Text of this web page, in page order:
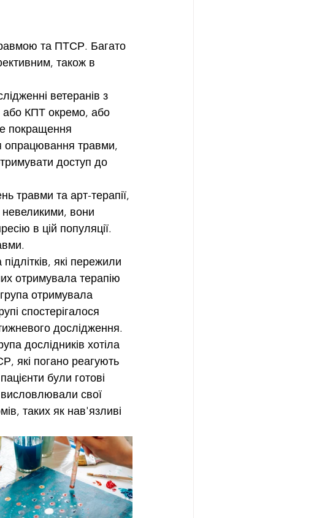
та ПТСР. Багато
також в
ветеранів з
або КПТ окремо, або
покращення
опрацювання травми,
доступ до
травми та арт-терапії,
вони
в цій популяції.
які пережили
отримувала терапію
отримувала
спостерігалося
дослідження.
дослідників хотіла
які погано реагують
були готові
висловлювали свої
таких як нав'язливі